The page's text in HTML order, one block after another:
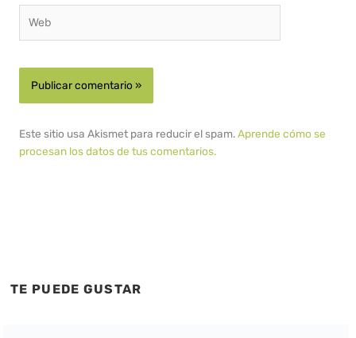
Este sitio usa Akismet para reducir el spam.Aprende cómo se
procesan los datos de tus comentarios.
TE PUEDE GUSTAR